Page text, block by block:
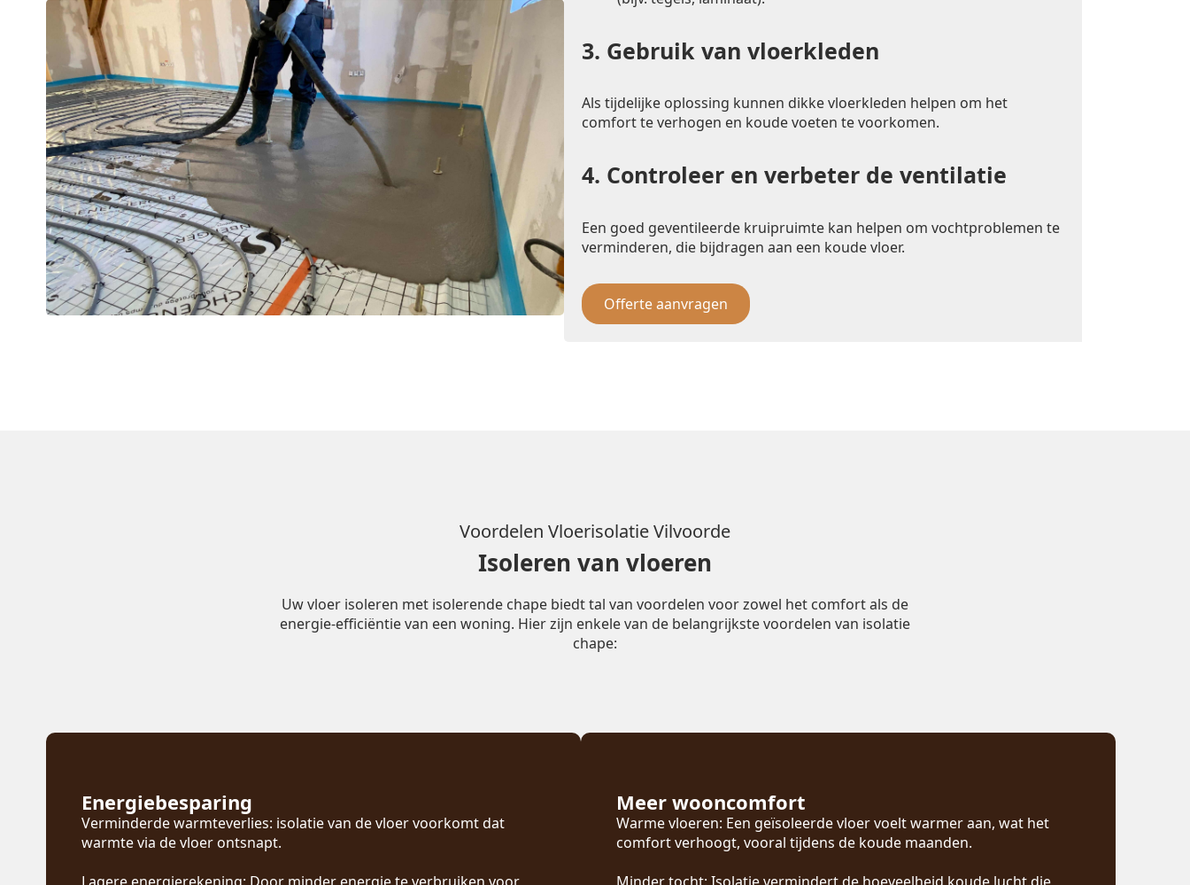
3. Gebruik van vloerkleden
Als tijdelijke oplossing kunnen dikke vloerkleden helpen om het
comfort te verhogen en koude voeten te voorkomen.
4. Controleer en verbeter de ventilatie
Een goed geventileerde kruipruimte kan helpen om vochtproblemen te
verminderen, die bijdragen aan een koude vloer.
Offerte aanvragen
Voordelen Vloerisolatie Vilvoorde
Isoleren van vloeren
Uw vloer isoleren met isolerende chape biedt tal van voordelen voor zowel het comfort als de
energie-efficiëntie van een woning. Hier zijn enkele van de belangrijkste voordelen van isolatie
chape:
Energiebesparing
Verminderde warmteverlies: isolatie van de vloer voorkomt dat
warmte via de vloer ontsnapt.
Lagere energierekening: Door minder energie te verbruiken voor
Meer wooncomfort
Warme vloeren: Een geïsoleerde vloer voelt warmer aan, wat het
comfort verhoogt, vooral tijdens de koude maanden.
Minder tocht: Isolatie vermindert de hoeveelheid koude lucht die